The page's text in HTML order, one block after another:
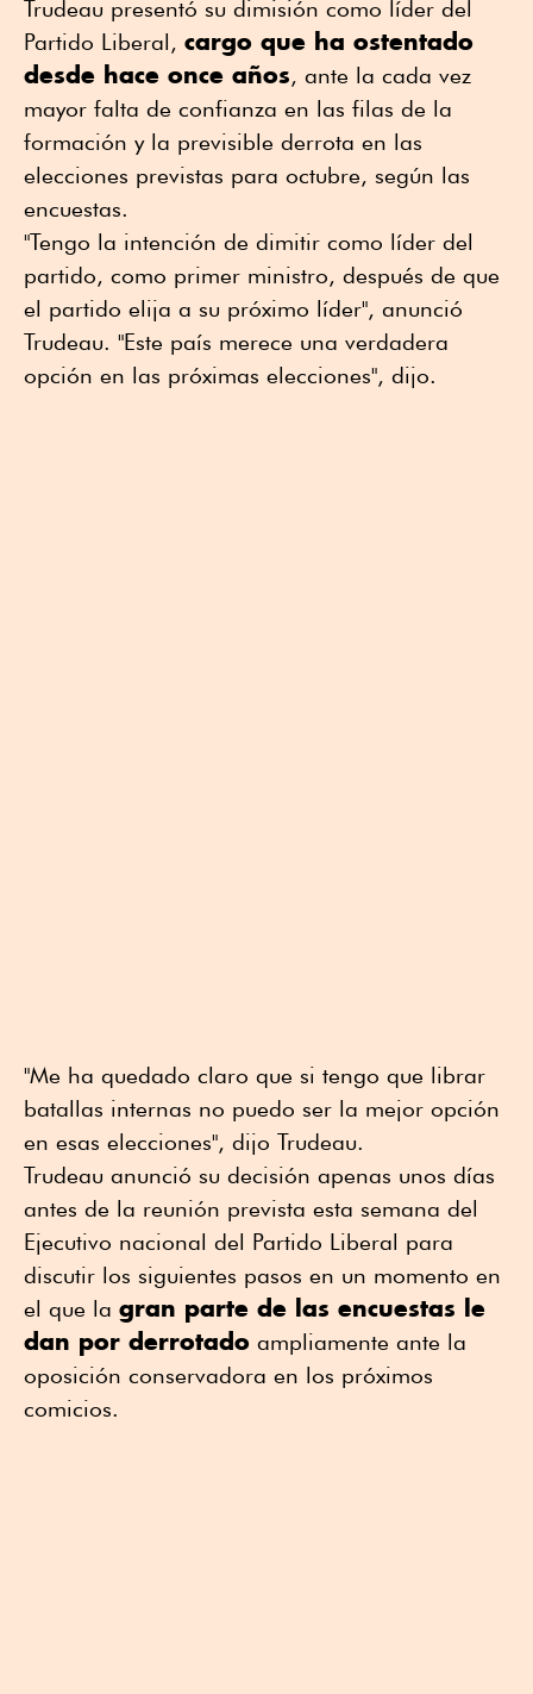
Trudeau presentó su dimisión como líder del
Partido Liberal, cargo que ha ostentado
desde hace once años, ante la cada vez
mayor falta de confianza en las filas de la
formación y la previsible derrota en las
elecciones previstas para octubre, según las
encuestas.
"Tengo la intención de dimitir como líder del
partido, como primer ministro, después de que
el partido elija a su próximo líder", anunció
Trudeau. "Este país merece una verdadera
opción en las próximas elecciones", dijo.
"Me ha quedado claro que si tengo que librar
batallas internas no puedo ser la mejor opción
en esas elecciones", dijo Trudeau.
Trudeau anunció su decisión apenas unos días
antes de la reunión prevista esta semana del
Ejecutivo nacional del Partido Liberal para
discutir los siguientes pasos en un momento en
el que la gran parte de las encuestas le
dan por derrotado ampliamente ante la
oposición conservadora en los próximos
comicios.